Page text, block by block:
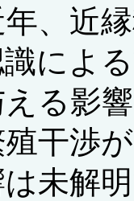
、近
によ
る影
干渉
未解